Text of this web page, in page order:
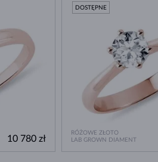
10 780 zł
RÓŻOWE ZŁOTO
LAB GROWN DIAMENT
DOSTĘPNE